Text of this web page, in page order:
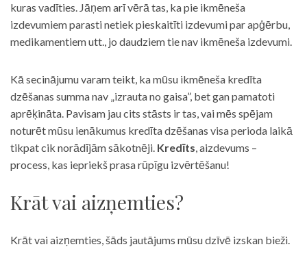
kuras vadīties. Jāņem arī vērā tas, ka pie ikmēneša
izdevumiem parasti netiek pieskaitīti izdevumi par apģērbu,
medikamentiem utt., jo daudziem tie nav ikmēneša izdevumi.
Kā secinājumu varam teikt, ka mūsu ikmēneša kredīta
dzēšanas summa nav „izrauta no gaisa”, bet gan pamatoti
aprēķināta. Pavisam jau cits stāsts ir tas, vai mēs spējam
noturēt mūsu ienākumus kredīta dzēšanas visa perioda laikā
tikpat cik norādījām sākotnēji. Kredīts, aizdevums –
process, kas iepriekš prasa rūpīgu izvērtēšanu!
Krāt vai aizņemties?
Krāt vai aizņemties, šāds jautājums mūsu dzīvē izskan bieži.